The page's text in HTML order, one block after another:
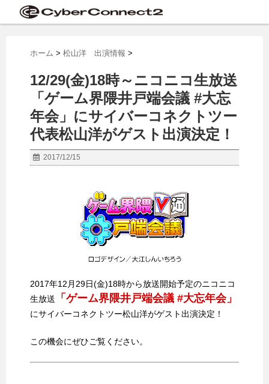
ホーム > 松山洋 出演情報 >
12/29(金)18時～ニコニコ生放送
「ゲーム界隈井戸端会議 #大忘
年会」にサイバーコネクトツー
代表松山洋がゲスト出演決定！
2017/12/15
2017年12月29日(金)18時から放送開始予定のニコニコ
生放送
「ゲーム界隈井戸端会議 #大忘年会」
にサイバーコネクトツー松山洋がゲスト出演決定！
この機会にぜひご覧ください。